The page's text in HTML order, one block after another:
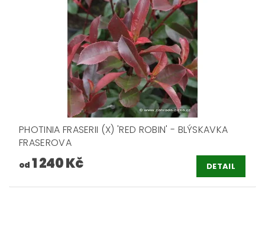
PHOTINIA FRASERII (X) 'RED ROBIN' - BLÝSKAVKA
FRASEROVA
od 1 240 Kč DETAIL